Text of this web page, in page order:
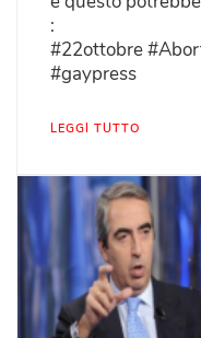
:
#22ottobre
#gaypress
LEGGI TUTTO